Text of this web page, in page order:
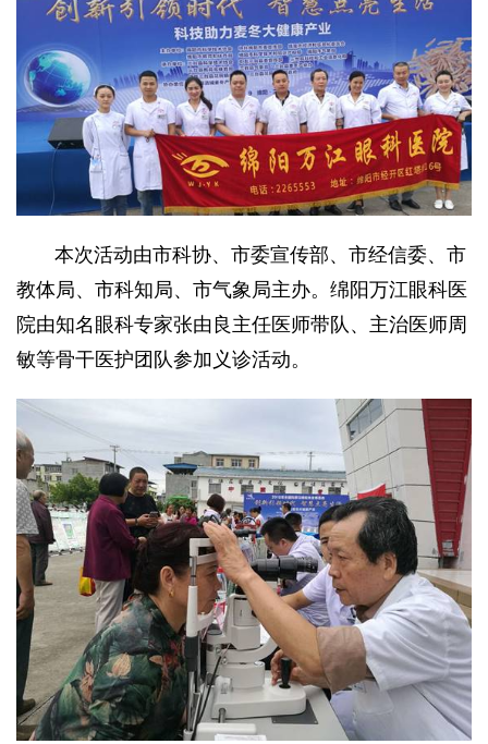
本次活动由市科协、市委宣传部、市经信委、市
教体局、市科知局、市气象局主办。绵阳万江眼科医
院由知名眼科专家张由良主任医师带队、主治医师周
敏等骨干医护团队参加义诊活动。